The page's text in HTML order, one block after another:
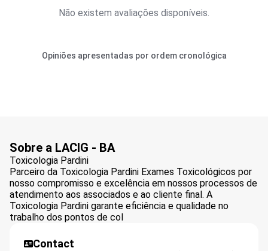
Não existem avaliações disponíveis.
Opiniões apresentadas por ordem cronológica
Sobre a LACIG - BA
Toxicologia Pardini
Parceiro da Toxicologia Pardini Exames Toxicológicos por
nosso compromisso e excelência em nossos processos de
atendimento aos associados e ao cliente final. A
Toxicologia Pardini garante eficiência e qualidade no
trabalho dos pontos de col
Contact